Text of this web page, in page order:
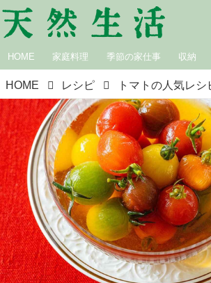
HOME 家庭料理 季節の家仕事 収納
HOME レシピ